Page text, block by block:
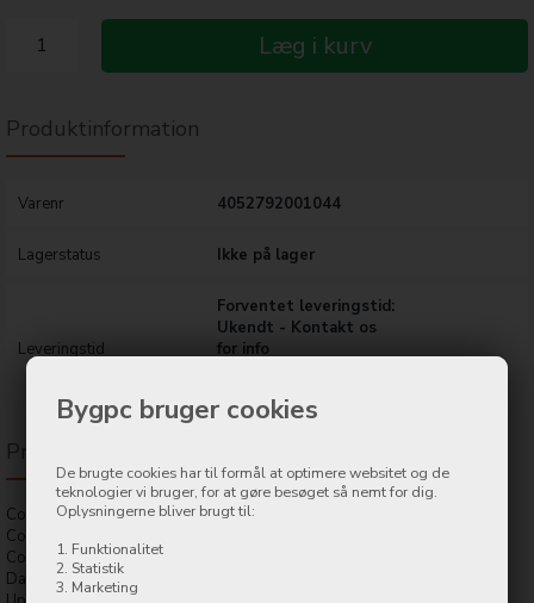
Bygpc bruger cookies
De brugte cookies har til formål at optimere websitet og de
teknologier vi bruger, for at gøre besøget så nemt for dig.
Oplysningerne bliver brugt til:
1. Funktionalitet
2. Statistik
3. Marketing
Læg i kurv
Produktinformation
Varenr 4052792001044
Lagerstatus Ikke på lager
Leveringstid
Forventet leveringstid:
Ukendt - Kontakt os
for info
Produktbeskrivelse
Connector 1: USB 3.0 A/Plug
Connector 2: USB 3.0 A/Jack
Comply with USB SuperSpeed
Data rate: Up to 5 Gbps